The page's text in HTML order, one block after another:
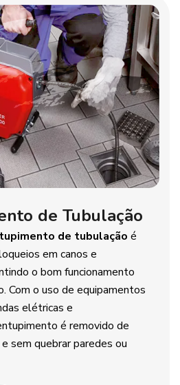
de Tubulação
de tubulação é
em canos e
o bom funcionamento
Com o uso de equipamentos
elétricas e
é removido de
sem quebrar paredes ou